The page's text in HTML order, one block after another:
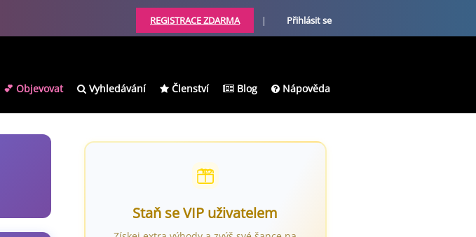
REGISTRACE ZDARMA | Přihlásit se
💕 Objevovat Vyhledávání Členství Blog Nápověda
Staň se VIP uživatelem